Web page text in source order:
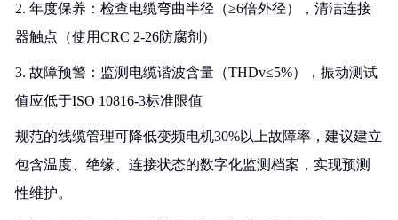
2. 年度保养：检查电缆弯曲半径（≥6倍外径），清洁连接
器触点（使用CRC 2-26防腐剂）
3. 故障预警：监测电缆谐波含量（THDv≤5%），振动测试
值应低于ISO 10816-3标准限值
规范的线缆管理可降低变频电机30%以上故障率，建议建立
包含温度、绝缘、连接状态的数字化监测档案，实现预测
性维护。